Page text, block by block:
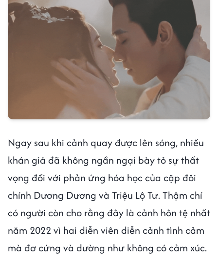
Ngay sau khi cảnh quay được lên sóng, nhiều
khán giả đã không ngần ngại bày tỏ sự thất
vọng đối với phản ứng hóa học của cặp đôi
chính Dương Dương và Triệu Lộ Tư. Thậm chí
có người còn cho rằng đây là cảnh hôn tệ nhất
năm 2022 vì hai diễn viên diễn cảnh tình cảm
mà đơ cứng và dường như không có cảm xúc.